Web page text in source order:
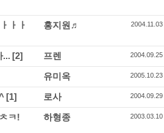
ㅏㅏ
홍지원♬ 2004.11.03
... [2] 프렌 2004.09.25
유미옥 2005.10.23
[1] 로사 2004.09.29
ㅋ!
하형종 2003.03.10